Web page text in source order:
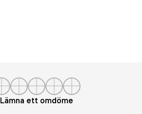
Lämna ett omdöme